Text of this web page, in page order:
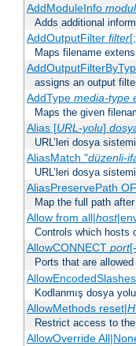
AddModuleInfo
Adds additional
AddOutputFilter filter[;
Maps filename
assigns an output
AddType media-type
Maps the given
Alias [URL-yolu]
URL’leri dosya
AliasMatch "düzenli-
URL’leri dosya
AliasPreservePath
Map the full path
Allow from all|host
Controls which hosts
AllowCONNECT port[-
Ports that are
Kodlanmış dosya
AllowMethods reset|
Restrict access to
AllowOverride